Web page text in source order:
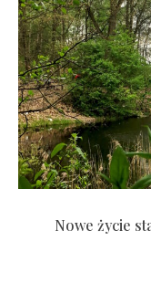
Nowe życie